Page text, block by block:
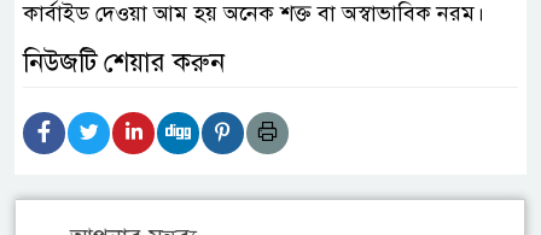
কার্বাইড দেওয়া আম হয় অনেক শক্ত বা অস্বাভাবিক নরম।
নিউজটি শেয়ার করুন